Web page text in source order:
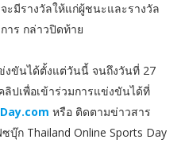
ะมีรางวัลให้แก่ผู้ชนะและรางวัล
าร กล่าวปิดท้าย
งขันได้ตั้งแต่วันนี้ จนถึงวันที่ 27
ปเพื่อเข้าร่วมการแข่งขันได้ที่
หรือ ติดตามข่าวสาร
บุ๊ก Thailand Online Sports Day